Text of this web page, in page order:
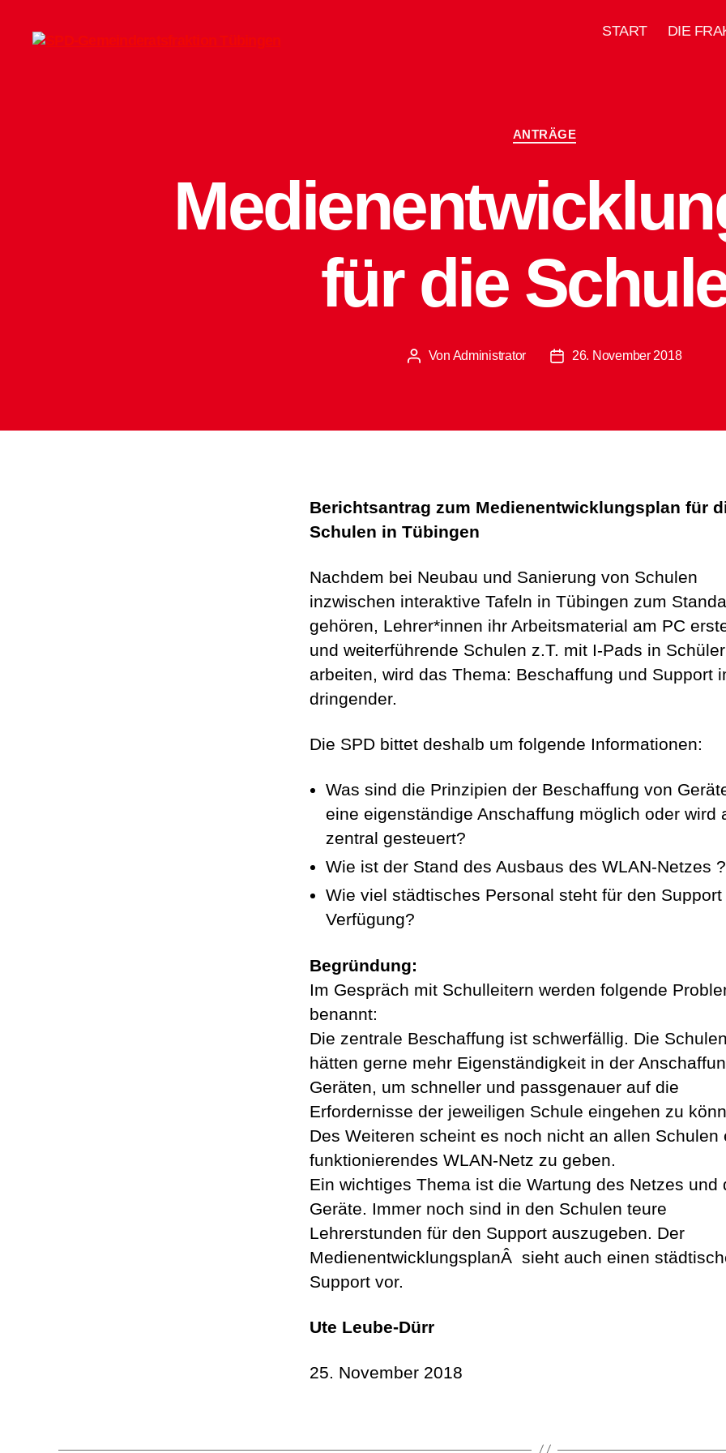
SPD-
START DIE
Kategorien
ANTRÄGE
für die
Beitragsautor
Von Administrator Beitragsdatum
26. November 2018
Berichtsantrag zum Medienentwicklungsplan für
Schulen in Tübingen
Nachdem bei Neubau und Sanierung von Schulen
inzwischen interaktive Tafeln in Tübingen zum
gehören, Lehrer*innen ihr Arbeitsmaterial am PC
und weiterführende Schulen z.T. mit I-Pads in
arbeiten, wird das Thema: Beschaffung und Support
dringender.
Die SPD bittet deshalb um folgende Informationen:
Was sind die Prinzipien der Beschaffung von
eine eigenständige Anschaffung möglich oder wird
zentral gesteuert?
Wie ist der Stand des Ausbaus des WLAN-Netzes ?
Wie viel städtisches Personal steht für den Support
Verfügung?
Begründung:
Im Gespräch mit Schulleitern werden folgende
benannt:
Die zentrale Beschaffung ist schwerfällig. Die Schulen
hätten gerne mehr Eigenständigkeit in der
Geräten, um schneller und passgenauer auf die
Erfordernisse der jeweiligen Schule eingehen zu
Des Weiteren scheint es noch nicht an allen Schulen
funktionierendes WLAN-Netz zu geben.
Ein wichtiges Thema ist die Wartung des Netzes und
Geräte. Immer noch sind in den Schulen teure
Lehrerstunden für den Support auszugeben. Der
MedienentwicklungsplanÂ sieht auch einen
Support vor.
Ute Leube-Dürr
25. November 2018